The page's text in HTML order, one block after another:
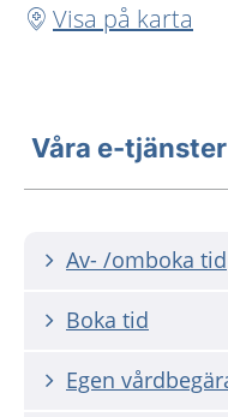
Visa på karta
Våra e-tjänster
Av- /omboka tid
Boka tid
Egen